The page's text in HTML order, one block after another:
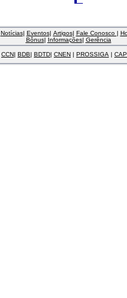
Notícias| Eventos| Artigos| Fale Conosco |
Bônus| Informações| Gerência
CCN| BDB| BDTD| CNEN | PROSSIGA |